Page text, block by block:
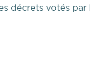
décrets votés par